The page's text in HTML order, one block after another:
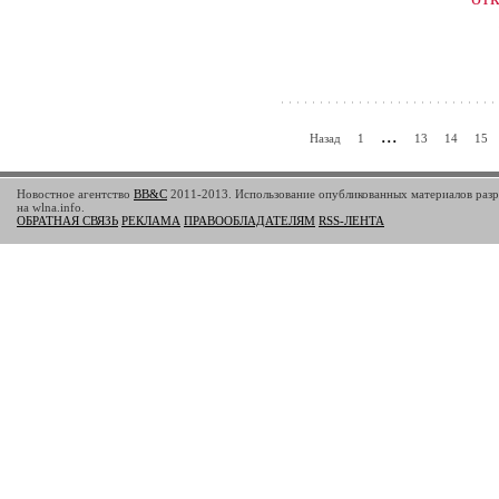
Назад 1 ... 13 14 15
Новостное агентство BB&C 2011-2013. Использование опубликованных материалов
на wlna.info.
ОБРАТНАЯ СВЯЗЬ РЕКЛАМА ПРАВООБЛАДАТЕЛЯМ RSS-ЛЕНТА